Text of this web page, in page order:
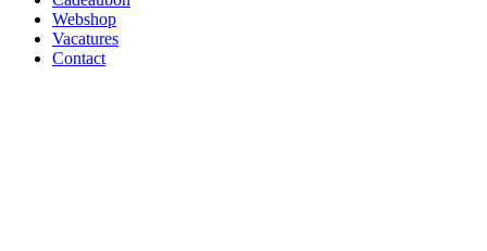
Webshop
Vacatures
Contact